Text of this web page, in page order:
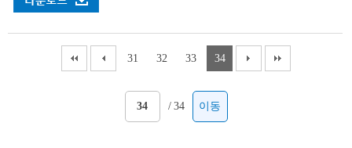
31 32 33 34
/ 34 이동